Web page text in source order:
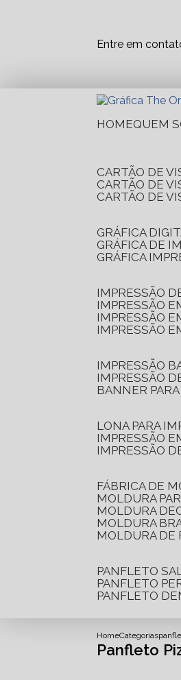
Entre em
HOME QUEM
CARTÃO DE
CARTÃO DE
CARTÃO DE
GRÁFICA
GRÁFICA DE
GRÁFICA
IMPRESSÃO
IMPRESSÃO
IMPRESSÃO
IMPRESSÃO
IMPRESSÃO
IMPRESSÃO
BANNER
LONA PARA
IMPRESSÃO
IMPRESSÃO
FÁBRICA DE
MOLDURA
MOLDURA
MOLDURA
MOLDURA
PANFLETO
PANFLETO
PANFLETO
HomeCategorias
Panfleto